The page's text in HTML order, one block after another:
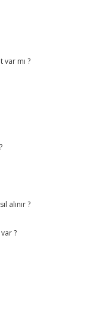
mı ?
alınır ?
?